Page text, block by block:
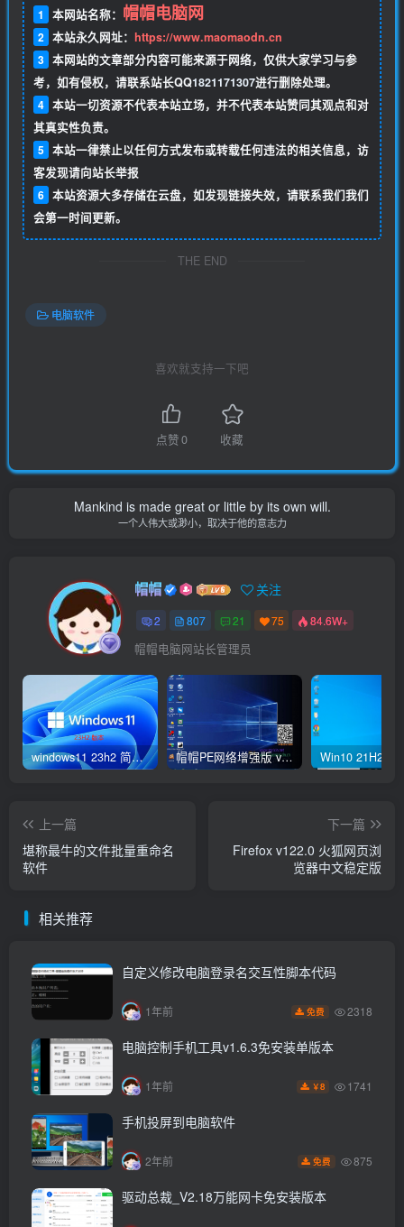
1 本网站名称： 帽帽电脑网
2 本站永久网址： https://www.maomaodn.cn
3 本网站的文章部分内容可能来源于网络，仅供大家学习与参
考，如有侵权，请联系站长QQ1821171307进行删除处理。
4 本站一切资源不代表本站立场，并不代表本站赞同其观点和对
其真实性负责。
5 本站一律禁止以任何方式发布或转载任何违法的相关信息，访
客发现请向站长举报
6 本站资源大多存储在云盘，如发现链接失效，请联系我们我们
会第一时间更新。
THE END
电脑软件
喜欢就支持一下吧
点赞0 收藏
Mankind is made great or little by its own will.
一个人伟大或渺小，取决于他的意志力
帽帽 关注
2 807 21 75 84.6W+
帽帽电脑网站长管理员
windows11 23h2 简体中文版64位 正式版 帽帽PE网络增强版 v2.4版本
上一篇
堪称最牛的文件批量重命名
软件
下一篇
Firefox v122.0 火狐网页浏
览器中文稳定版
相关推荐
自定义修改电脑登录名交互性脚本代码
1年前 免费 2318
电脑控制手机工具v1.6.3免安装单版本
1年前 ￥8 1741
手机投屏到电脑软件
2年前 免费 875
驱动总裁_V2.18万能网卡免安装版本